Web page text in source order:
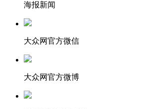
海报新闻
大众网官方微信
大众网官方微博